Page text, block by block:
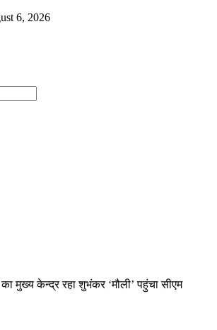
6, 2026
मुख्य केन्द्र रहा शुभंकर ‘मौली’ पहुंचा सीएम